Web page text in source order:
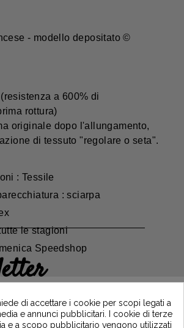
- modello depositato ©
a 600% di
rottura)
originale dopo l'allungamento,
di tessuto "regolare o seta".
: Tessile
: sciarpa
le stagioni
Speedshop
resta informato sulle ultime
Motors
di accettare i cookie per scopi legati a
e annunci pubblicitari. I cookie di terze
e a scopo pubblicitario vengono utilizzati